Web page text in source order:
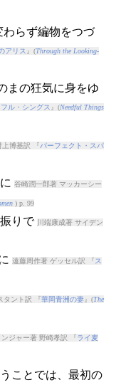
わらず編物をつづ
アリス 』(Through the Looking-
まの狂気に身をゆ
ル・シングス 』(Needful Things
上博基訳 『パーフェクト・スパ
谷崎潤一郎著 マッカーシー
) p. 99
りで 川端康成著 サイデン
遠藤周作著 ゲッセル訳 『ス
タント訳 『華岡青洲の妻』(The
ンジャー著 野崎孝訳 『ライ麦
ことでは、最初の